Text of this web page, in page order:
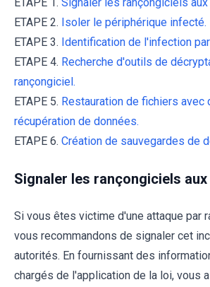
ETAPE 2. Isoler le périphérique infecté.
ETAPE 3. Identification de l'infection
ETAPE 4. Recherche d'outils de
rançongiciel.
ETAPE 5. Restauration de fichiers avec
récupération de données.
ETAPE 6. Création de sauvegardes de
Signaler les rançongiciels
Si vous êtes victime d'une attaque par
vous recommandons de signaler cet
autorités. En fournissant des
chargés de l'application de la loi, vous